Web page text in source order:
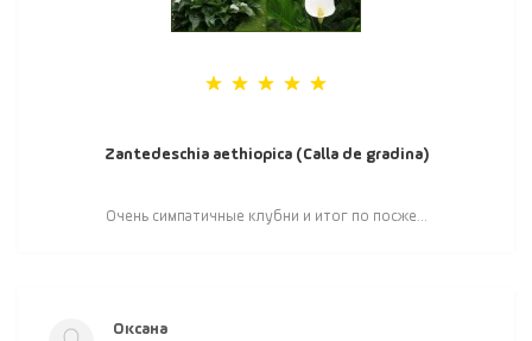
Zantedeschia aethiopica (Calla de gradina)
Очень симпатичные клубни и итог по посже...
Оксана